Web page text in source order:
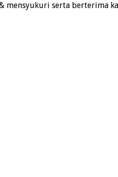
serta berterima